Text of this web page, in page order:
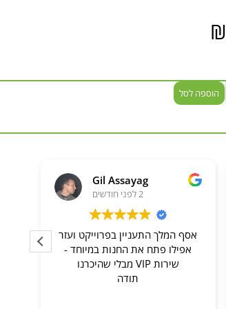
₪
הוספה לסל
Gil Assayag
2 לפני חודשים
אסף המלך התעניין בפרוייקט ועזר
אפילו פתח את החנות במיוחד -
שירות VIP מבלי שהיכרנו
תודה